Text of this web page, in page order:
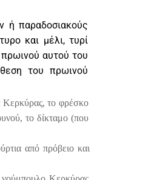
ή παραδοσιακούς
και μέλι, τυρί
αυτού του
του πρωινού
Κερκύρας, το φρέσκο
το δίκταμο (που
από πρόβειο και